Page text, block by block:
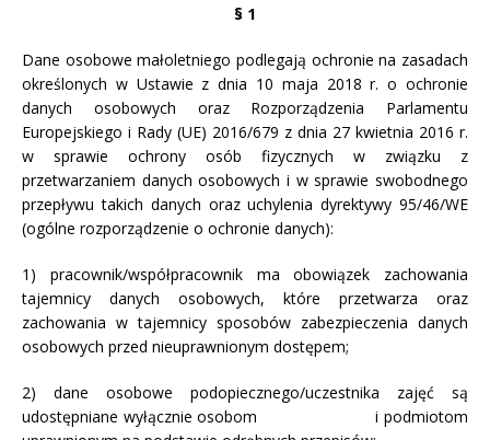
§ 1
Dane osobowe małoletniego podlegają ochronie na zasadach
określonych w Ustawie z dnia 10 maja 2018 r. o ochronie
danych osobowych oraz Rozporządzenia Parlamentu
Europejskiego i Rady (UE) 2016/679 z dnia 27 kwietnia 2016 r.
w sprawie ochrony osób fizycznych w związku z
przetwarzaniem danych osobowych i w sprawie swobodnego
przepływu takich danych oraz uchylenia dyrektywy 95/46/WE
(ogólne rozporządzenie o ochronie danych):
1) pracownik/współpracownik ma obowiązek zachowania
tajemnicy danych osobowych, które przetwarza oraz
zachowania w tajemnicy sposobów zabezpieczenia danych
osobowych przed nieuprawnionym dostępem;
2) dane osobowe podopiecznego/uczestnika zajęć są
udostępniane wyłącznie osobom i podmiotom